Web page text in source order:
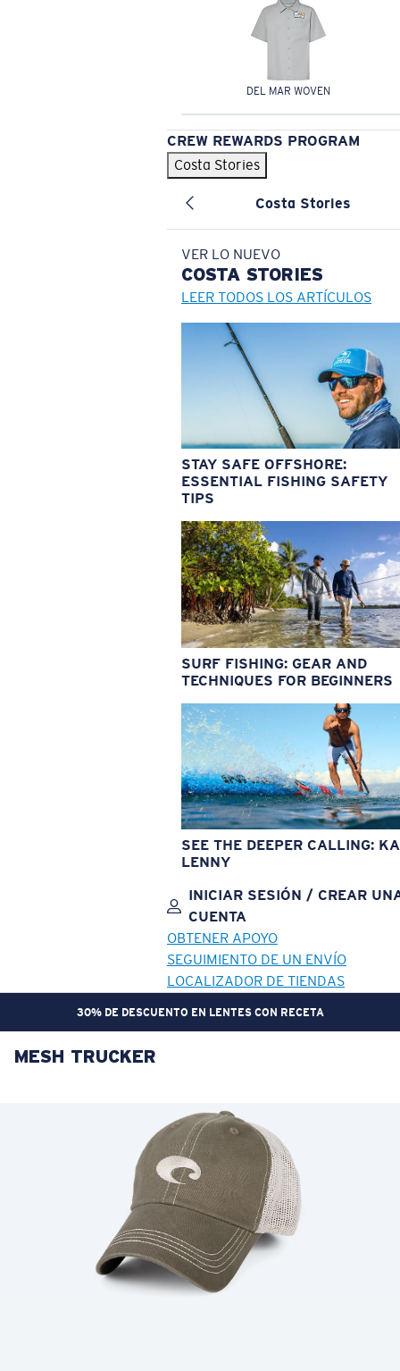
DEL MAR WOVEN
CREW REWARDS PROGRAM
Costa Stories
Costa Stories
VER LO NUEVO
COSTA STORIES
LEER TODOS LOS ARTÍCULOS
STAY SAFE OFFSHORE:
ESSENTIAL FISHING SAFETY
TIPS
SURF FISHING: GEAR AND
TECHNIQUES FOR BEGINNERS
SEE THE DEEPER CALLING:
LENNY
INICIAR SESIÓN / CREAR
CUENTA
OBTENER APOYO
SEGUIMIENTO DE UN ENVÍO
LOCALIZADOR DE TIENDAS
30% DE DESCUENTO EN LENTES CON RECETA
OBJETIVO ACTUALIZADO
Precio:
Cantidad:
Precio: Sin cargo
Cantidad:
MESH TRUCKER